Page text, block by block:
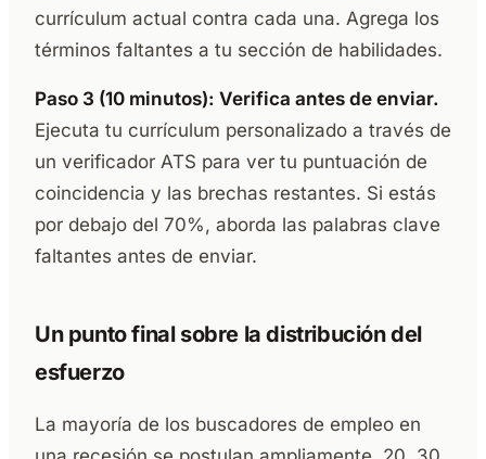
currículum actual contra cada una. Agrega los
términos faltantes a tu sección de habilidades.
Paso 3 (10 minutos): Verifica antes de enviar.
Ejecuta tu currículum personalizado a través de
un verificador ATS para ver tu puntuación de
coincidencia y las brechas restantes. Si estás
por debajo del 70%, aborda las palabras clave
faltantes antes de enviar.
Un punto final sobre la distribución del
esfuerzo
La mayoría de los buscadores de empleo en